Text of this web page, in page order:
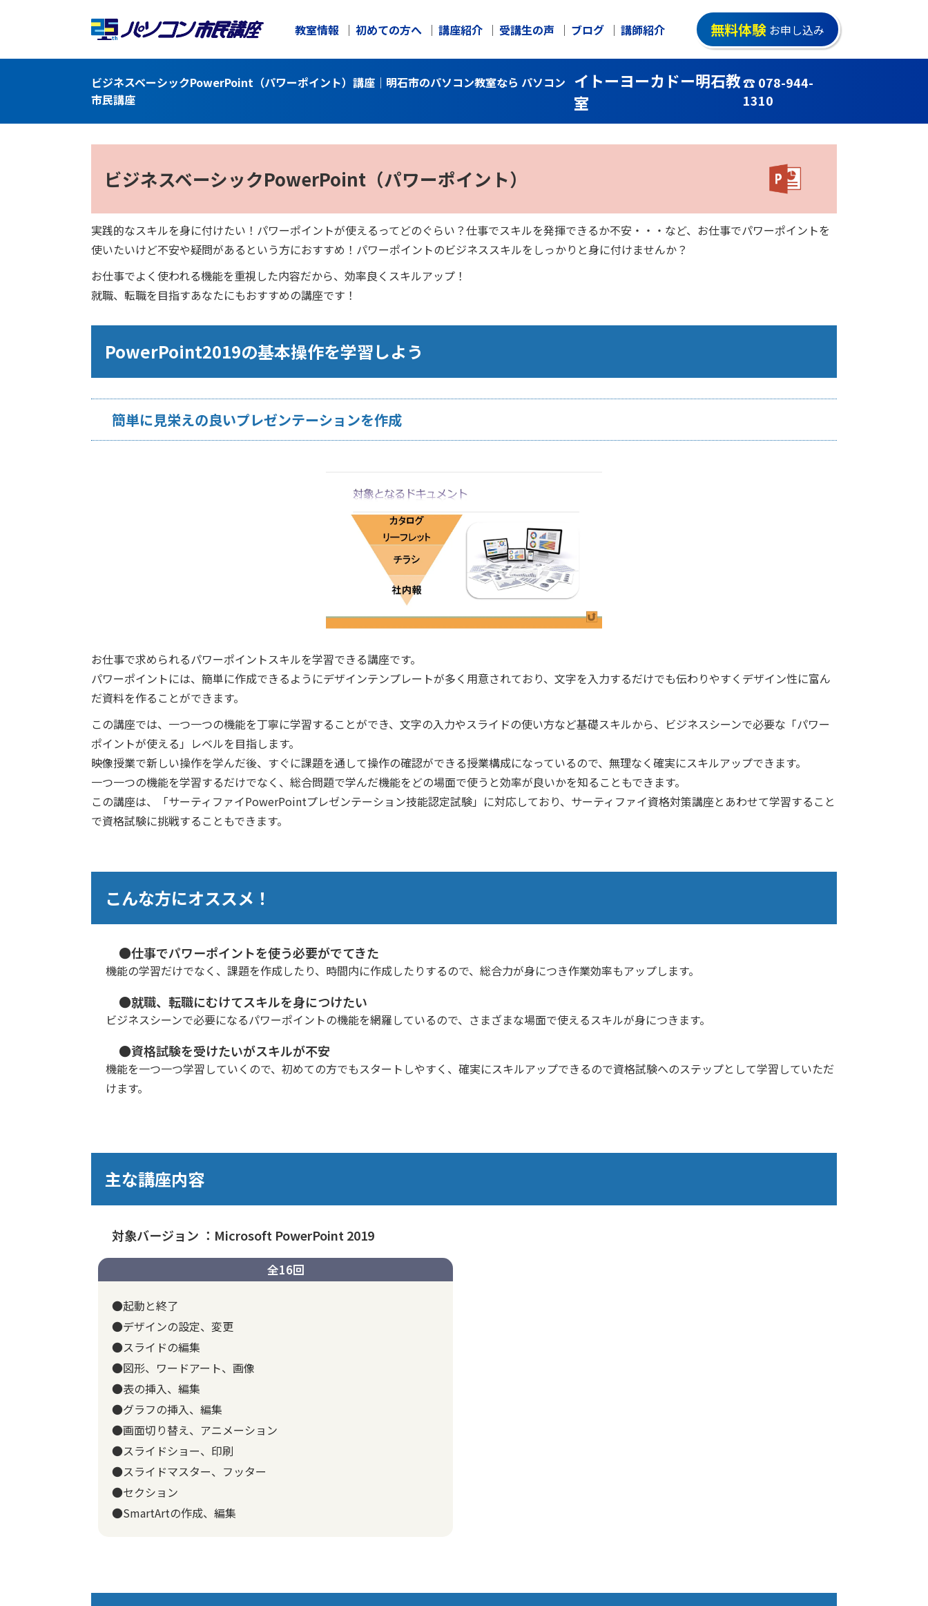
教室情報 初めての方へ 講座紹介 受講生の声 ブログ 講師紹介 無料体験 お申し込み
ビジネスベーシックPowerPoint（パワーポイント）講座｜明石市のパソコン教室なら パソコン
市民講座
イトーヨーカドー明石教
室
☎ 078-944-
1310
ビジネスベーシックPowerPoint（パワーポイント）
実践的なスキルを身に付けたい！パワーポイントが使えるってどのぐらい？仕事でスキルを発揮できるか不安・・・など、お仕事でパワーポイントを
使いたいけど不安や疑問があるという方におすすめ！パワーポイントのビジネススキルをしっかりと身に付けませんか？
お仕事でよく使われる機能を重視した内容だから、効率良くスキルアップ！
就職、転職を目指すあなたにもおすすめの講座です！
PowerPoint2019の基本操作を学習しよう
簡単に見栄えの良いプレゼンテーションを作成
お仕事で求められるパワーポイントスキルを学習できる講座です。
パワーポイントには、簡単に作成できるようにデザインテンプレートが多く用意されており、文字を入力するだけでも伝わりやすくデザイン性に富ん
だ資料を作ることができます。
この講座では、一つ一つの機能を丁寧に学習することができ、文字の入力やスライドの使い方など基礎スキルから、ビジネスシーンで必要な「パワー
ポイントが使える」レベルを目指します。
映像授業で新しい操作を学んだ後、すぐに課題を通して操作の確認ができる授業構成になっているので、無理なく確実にスキルアップできます。
一つ一つの機能を学習するだけでなく、総合問題で学んだ機能をどの場面で使うと効率が良いかを知ることもできます。
この講座は、「サーティファイPowerPointプレゼンテーション技能認定試験」に対応しており、サーティファイ資格対策講座とあわせて学習すること
で資格試験に挑戦することもできます。
こんな方にオススメ！
●仕事でパワーポイントを使う必要がでてきた
機能の学習だけでなく、課題を作成したり、時間内に作成したりするので、総合力が身につき作業効率もアップします。
●就職、転職にむけてスキルを身につけたい
ビジネスシーンで必要になるパワーポイントの機能を網羅しているので、さまざまな場面で使えるスキルが身につきます。
●資格試験を受けたいがスキルが不安
機能を一つ一つ学習していくので、初めての方でもスタートしやすく、確実にスキルアップできるので資格試験へのステップとして学習していただ
けます。
主な講座内容
対象バージョン ：Microsoft PowerPoint 2019
全16回
●起動と終了
●デザインの設定、変更
●スライドの編集
●図形、ワードアート、画像
●表の挿入、編集
●グラフの挿入、編集
●画面切り替え、アニメーション
●スライドショー、印刷
●スライドマスター、フッター
●セクション
●SmartArtの作成、編集